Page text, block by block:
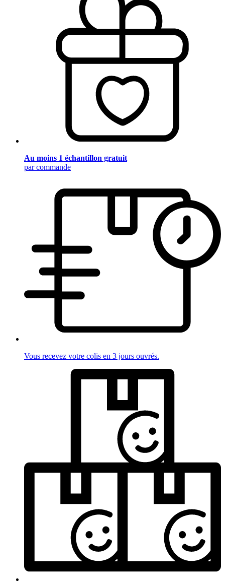
Au moins 1 échantillon gratuit
par commande
Vous recevez votre colis en 3 jours ouvrés.